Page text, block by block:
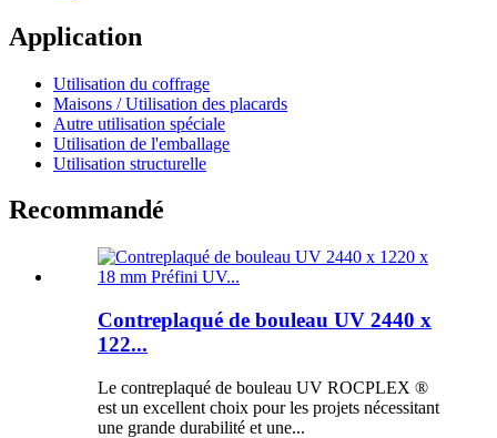
Application
Utilisation du coffrage
Maisons / Utilisation des placards
Autre utilisation spéciale
Utilisation de l'emballage
Utilisation structurelle
Recommandé
Contreplaqué de bouleau UV 2440 x
122...
Le contreplaqué de bouleau UV ROCPLEX ®
est un excellent choix pour les projets nécessitant
une grande durabilité et une...